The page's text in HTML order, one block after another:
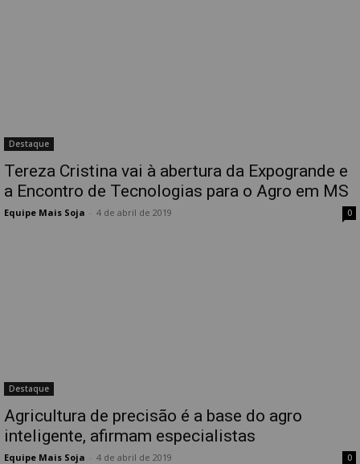
Destaque
Tereza Cristina vai à abertura da Expogrande e
a Encontro de Tecnologias para o Agro em MS
Equipe Mais Soja 4 de abril de 2019 0
Destaque
Agricultura de precisão é a base do agro
inteligente, afirmam especialistas
Equipe Mais Soja 4 de abril de 2019 0